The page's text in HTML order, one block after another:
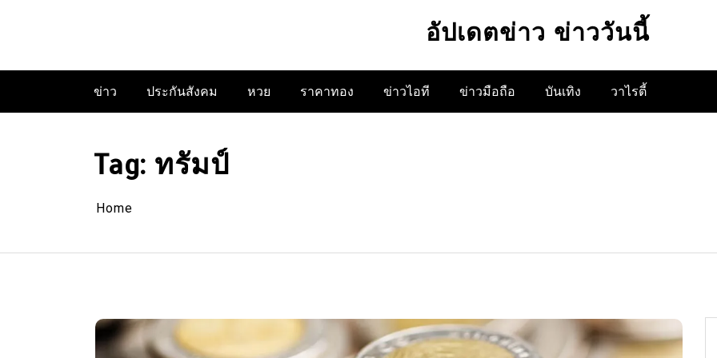
อัปเดตข่าว ข่าววันนี้
ข่าว ประกันสังคม หวย ราคาทอง ข่าวไอที ข่าวมือถือ บันเทิง วาไรตี้
Tag: ทรัมป์
Home